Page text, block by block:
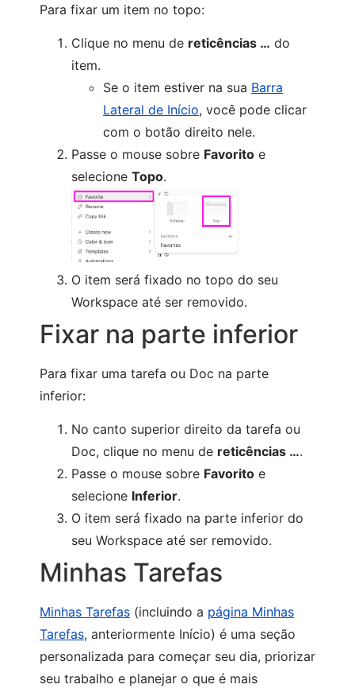
Para fixar um item no topo:
Clique no menu de reticências … do
item.
Se o item estiver na sua Barra
Lateral de Início, você pode clicar
com o botão direito nele.
Passe o mouse sobre Favorito e
selecione Topo.
O item será fixado no topo do seu
Workspace até ser removido.
Fixar na parte inferior
Para fixar uma tarefa ou Doc na parte
inferior:
No canto superior direito da tarefa ou
Doc, clique no menu de reticências ….
Passe o mouse sobre Favorito e
selecione Inferior.
O item será fixado na parte inferior do
seu Workspace até ser removido.
Minhas Tarefas
Minhas Tarefas (incluindo a página Minhas
Tarefas, anteriormente Início) é uma seção
personalizada para começar seu dia, priorizar
seu trabalho e planejar o que é mais